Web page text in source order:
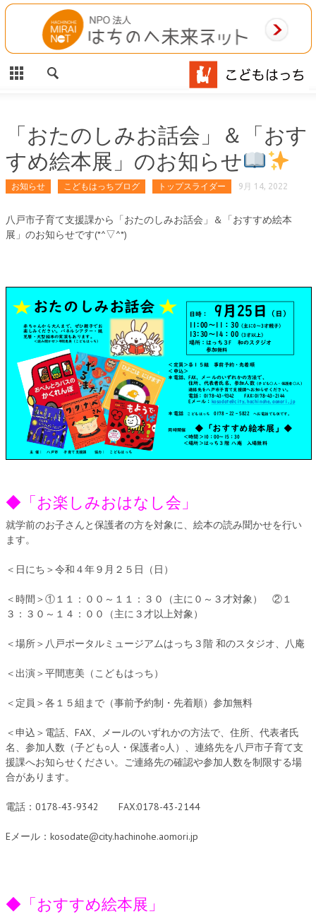
CLOSE
HOME
施設案内
相談事業
MAP
お問合わせ
「おたのしみお話会」＆「おす
すめ絵本展」のお知らせ
お知らせ こどもはっちブログ トップスライダー 9月 14, 2022
八戸市子育て支援課から「おたのしみお話会」＆「おすすめ絵本
展」のお知らせです(*^▽^*)
◆「お楽しみおはなし会」
就学前のお子さんと保護者の方を対象に、絵本の読み聞かせを行い
ます。
＜日にち＞令和４年９月２５日（日）
＜時間＞①１１：００～１１：３０（主に０～３才対象） ②１
３：３０～１４：００（主に３才以上対象）
＜場所＞八戸ポータルミュージアムはっち３階 和のスタジオ、八庵
＜出演＞平間恵美（こどもはっち）
＜定員＞各１５組まで（事前予約制・先着順）参加無料
＜申込＞電話、FAX、メールのいずれかの方法で、住所、代表者氏
名、参加人数（子ども○人・保護者○人）、連絡先を八戸市子育て支
援課へお知らせください。ご連絡先の確認や参加人数を制限する場
合があります。
電話：0178-43-9342 FAX:0178-43-2144
Eメール：kosodate@city.hachinohe.aomori.jp
◆「おすすめ絵本展」